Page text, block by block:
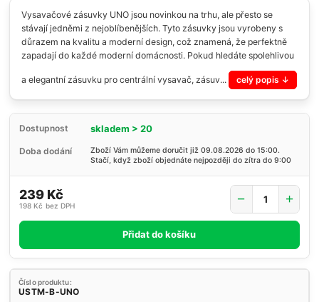
Vysavačové zásuvky UNO jsou novinkou na trhu, ale přesto se
stávají jedněmi z nejoblíbenějších. Tyto zásuvky jsou vyrobeny s
důrazem na kvalitu a moderní design, což znamená, že perfektně
zapadají do každé moderní domácnosti. Pokud hledáte spolehlivou
a elegantní zásuvku pro centrální vysavač, zásuv... celý popis
Dostupnost skladem > 20
Doba dodání
Zboží Vám můžeme doručit již 09.08.2026 do 15:00.
Stačí, když zboží objednáte nejpozději do zítra do 9:00
239 Kč
198 Kč bez DPH
Přidat do košíku
Číslo produktu:
USTM-B-UNO